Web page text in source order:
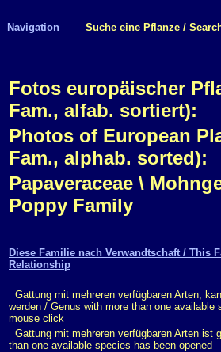
Navigation Suche eine Pflanze /
Fotos europäischer
Fam., alfab. sortiert):
Photos of European
Fam., alphab. sorted):
Papaveraceae \
Poppy Family
Diese Familie nach Verwandtschaft / This
Relationship
Gattung mit mehreren verfügbaren Arten,
werden / Genus with more than one available
mouse click
Gattung mit mehreren verfügbaren Arten ist
than one available species has been opened